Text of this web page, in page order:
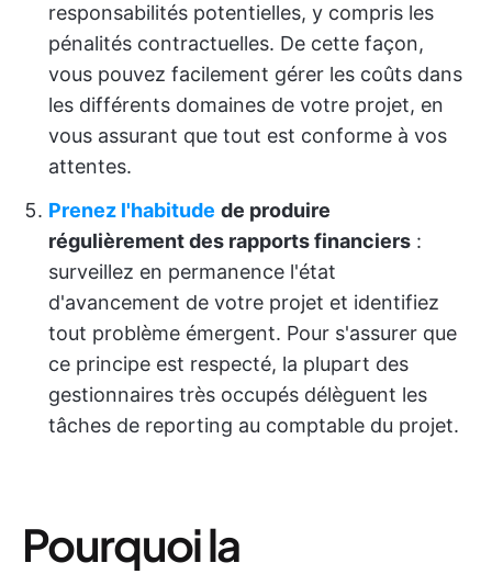
responsabilités potentielles, y compris les
pénalités contractuelles. De cette façon,
vous pouvez facilement gérer les coûts dans
les différents domaines de votre projet, en
vous assurant que tout est conforme à vos
attentes.
Prenez l'habitude de produire
régulièrement des rapports financiers :
surveillez en permanence l'état
d'avancement de votre projet et identifiez
tout problème émergent. Pour s'assurer que
ce principe est respecté, la plupart des
gestionnaires très occupés délèguent les
tâches de reporting au comptable du projet.
Pourquoi la